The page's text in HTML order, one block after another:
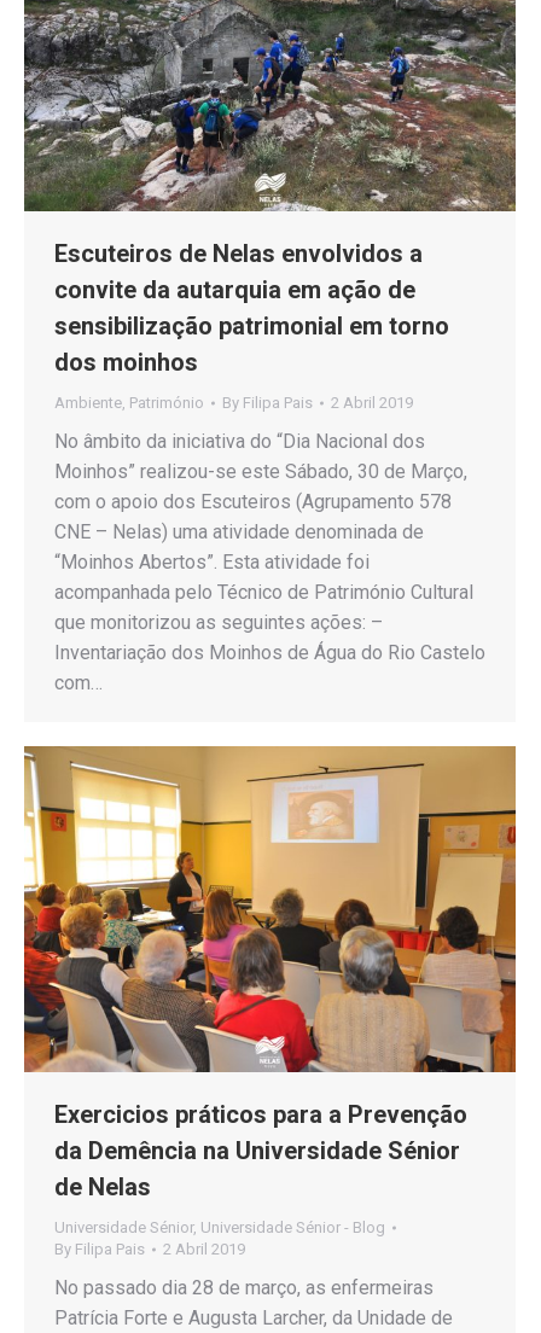
Escuteiros de Nelas envolvidos a
convite da autarquia em ação de
sensibilização patrimonial em torno
dos moinhos
Ambiente Património By Filipa Pais 2 Abril 2019
No âmbito da iniciativa do “Dia Nacional dos
Moinhos” realizou-se este Sábado, 30 de Março,
com o apoio dos Escuteiros (Agrupamento 578
CNE – Nelas) uma atividade denominada de
“Moinhos Abertos”. Esta atividade foi
acompanhada pelo Técnico de Património Cultural
que monitorizou as seguintes ações: –
Inventariação dos Moinhos de Água do Rio Castelo
com…
Exercicios práticos para a Prevenção
da Demência na Universidade Sénior
de Nelas
Universidade Sénior, Universidade Sénior - Blog
By Filipa Pais 2 Abril 2019
No passado dia 28 de março, as enfermeiras
Patrícia Forte e Augusta Larcher, da Unidade de